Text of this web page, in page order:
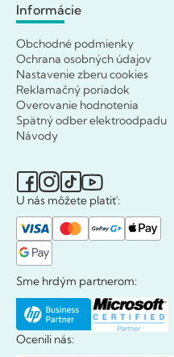
Informácie
Obchodné podmienky
Ochrana osobných údajov
Nastavenie zberu cookies
Reklamačný poriadok
Overovanie hodnotenia
Spätný odber elektroodpadu
Návody
U nás môžete platiť:
Sme hrdým partnerom:
Ocenili nás: